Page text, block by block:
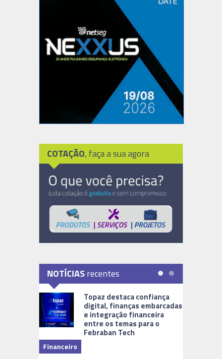
COTAÇÃO, faça a sua agora
NOTÍCIASrecentes
Topaz destaca confiança
digital, finanças embarcadas
e integração financeira
entre os temas para o
Febraban Tech
Financeiro